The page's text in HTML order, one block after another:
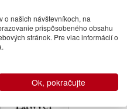
o našich návštevníkoch, na
prispôsobeného obsahu
stránok. Pre viac informácií o
Ok, pokračujte